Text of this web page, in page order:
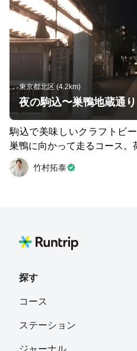
東京都北区 (4.2km)
夜の駒込〜巣鴨地蔵通り
駒込で美味しいクラフトビ
巣鴨に向かって走るコース。
(^O^) 店主の話では近くに銭湯もあるようです。 起伏もあ
る地域で、途中階段もあるの
開拓していきます^ ^
竹村拓泰
探す
コース
ステーション
ジャーナル